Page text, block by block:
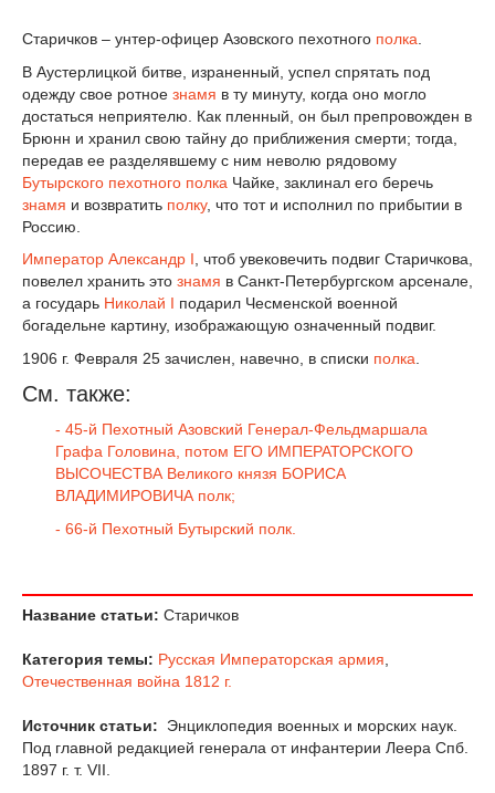
Старичков – унтер-офицер Азовского пехотного полка
В Аустерлицкой битве, израненный, успел спрятать под
одежду свое ротное знамя в ту минуту, когда оно могло
достаться неприятелю. Как пленный, он был препровожден в
Брюнн и хранил свою тайну до приближения смерти; тогда,
передав ее разделявшему с ним неволю рядовому
Бутырского пехотного полка Чайке, заклинал его беречь
знамя и возвратить полку, что тот и исполнил по прибытии в
Россию.
Император Александр I, чтоб увековечить подвиг Старичкова,
повелел хранить это знамя в Санкт-Петербургском арсенале,
а государь Николай I подарил Чесменской военной
богадельне картину, изображающую означенный подвиг.
1906 г. Февраля 25 зачислен, навечно, в списки полка
См. также:
- 45-й Пехотный Азовский Генерал-Фельдмаршала
Графа Головина, потом ЕГО ИМПЕРАТОРСКОГО
ВЫСОЧЕСТВА Великого князя БОРИСА
ВЛАДИМИРОВИЧА полк;
- 66-й Пехотный Бутырский полк.
Название статьи: Старичков
Категория темы: Русская Императорская армия,
Отечественная война 1812 г.
Источник статьи:
Энциклопедия военных и морских наук.
Под главной редакцией генерала от инфантерии Леера Спб.
1897 г. т. VII.